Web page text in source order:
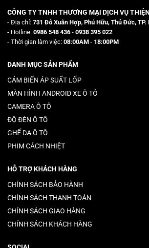
CÔNG TY TNHH THƯƠNG MẠI DỊCH VỤ
- Địa chỉ: 731 Đỗ Xuân Hợp, Phú Hữu, Thủ Đức, TP.
- Hotline: 0986 548 436 - 0938 395 022
- Thời gian làm việc: 08:00AM - 18:00PM
DANH MỤC SẢN PHẨM
CẢM BIẾN ÁP SUẤT LỐP
MÀN HÌNH ANDROID XE Ô TÔ
CAMERA Ô TÔ
ĐỘ ĐÈN Ô TÔ
GHẾ DA Ô TÔ
PHIM CÁCH NHIỆT
HỖ TRỢ KHÁCH HÀNG
CHÍNH SÁCH BẢO HÀNH
CHÍNH SÁCH THANH TOÁN
CHÍNH SÁCH GIAO HÀNG
CHÍNH SÁCH KHÁCH HÀNG